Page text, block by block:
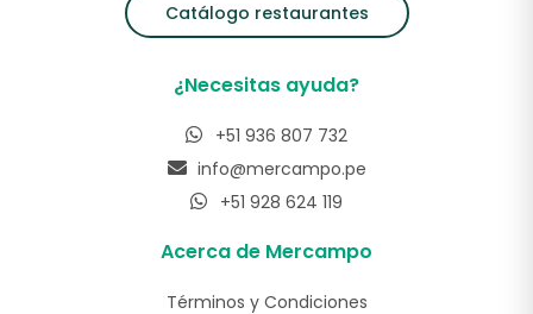
Catálogo restaurantes
¿Necesitas ayuda?
+51 936 807 732
info@mercampo.pe
+51 928 624 119
Acerca de Mercampo
Términos y Condiciones